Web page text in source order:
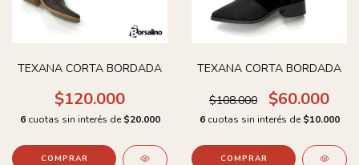
TEXANA CORTA BORDADA
$120.000
6 cuotas sin interés de $20.000
COMPRAR
TEXANA CORTA BORDADA
$108.000 $60.000
6 cuotas sin interés de $10.000
COMPRAR